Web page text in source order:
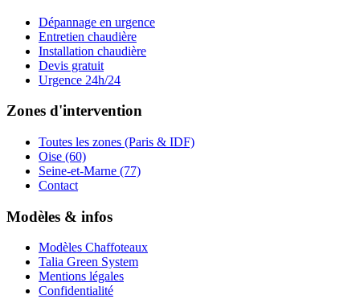
Dépannage en urgence
Entretien chaudière
Installation chaudière
Devis gratuit
Urgence 24h/24
Zones d'intervention
Toutes les zones (Paris & IDF)
Oise (60)
Seine-et-Marne (77)
Contact
Modèles & infos
Modèles Chaffoteaux
Talia Green System
Mentions légales
Confidentialité